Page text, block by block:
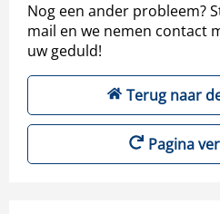
Nog een ander probleem?
mail en we nemen contact
uw geduld!
Terug naar
Pagina